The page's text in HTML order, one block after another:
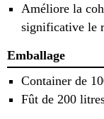
Améliore la
significative le
Emballage
Container de
Fût de 200